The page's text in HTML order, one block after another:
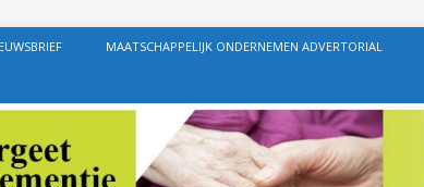
MAATSCHAPPELIJK ONDERNEMEN ADVERTORIAL